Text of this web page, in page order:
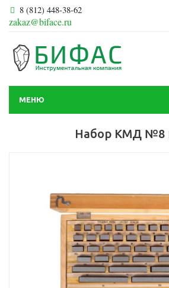
8 (812) 448-38-62
zakaz@biface.ru
МЕНЮ
Набор КМД №8